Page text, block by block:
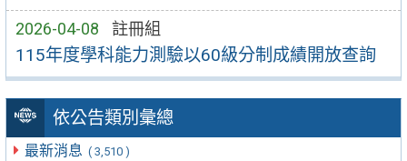
2026-04-08 註冊組
115年度學科能力測驗以60級分制成績開放查詢
依公告類別彙總
最新消息 ( 3,510 )